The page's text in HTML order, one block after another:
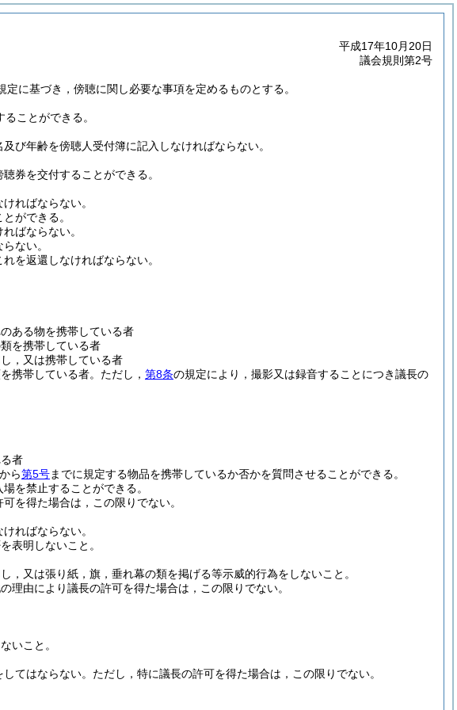
平成17年10月20日
議会規則第2号
定に基づき，傍聴に関し必要な事項を定めるものとする。
ことができる。
び年齢を傍聴人受付簿に記入しなければならない。
券を交付することができる。
ればならない。
ができる。
ばならない。
ない。
を返還しなければならない。
ある物を携帯している者
を携帯している者
，又は携帯している者
携帯している者。 ただし， 第8条の規定により，撮影又は録音することにつき議長の
者
から第5号までに規定する物品を携帯しているか否かを質問させることができる。
を禁止することができる。
を得た場合は，この限りでない。
ればならない。
表明しないこと。
又は張り紙，旗，垂れ幕の類を掲げる等示威的行為をしないこと。
理由により議長の許可を得た場合は，この限りでない。
いこと。
てはならない。 ただし，特に議長の許可を得た場合は，この限りでない。